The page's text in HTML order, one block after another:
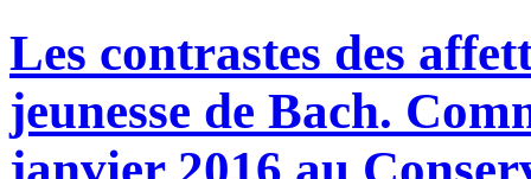
Les contrastes des
jeunesse de Bach.